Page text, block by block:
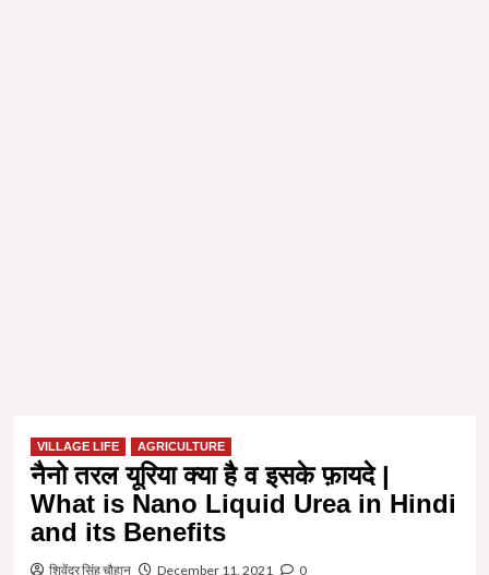
VILLAGE LIFE AGRICULTURE
नैनो तरल यूरिया क्या है व इसके फ़ायदे |
What is Nano Liquid Urea in Hindi
and its Benefits
शिवेंद्र सिंह चौहान December 11, 2021 0